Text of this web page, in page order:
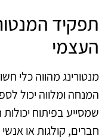
תפקיד
העצמי
מנטורינג מהווה כלי
המנחה ומלווה יכול
שמסייע בפיתוח
חברים, קולגות או